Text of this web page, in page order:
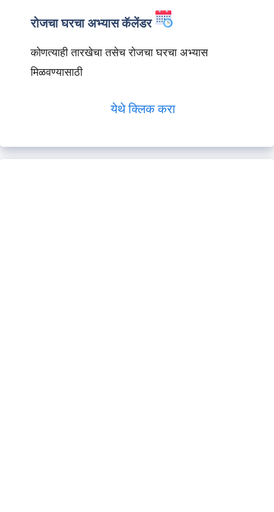
रोजचा घरचा अभ्यास कॅलेंडर
कोणत्याही तारखेचा तसेच रोजचा घरचा अभ्यास
मिळवण्यासाठी
येथे क्लिक करा